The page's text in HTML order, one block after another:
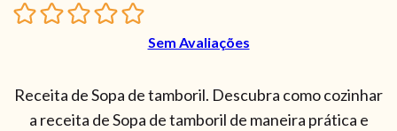
Sem Avaliações
Receita de Sopa de tamboril. Descubra como cozinhar
a receita de Sopa de tamboril de maneira prática e